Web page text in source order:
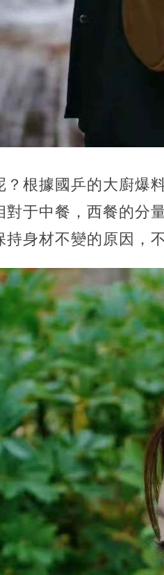
？根據國乒的大廚爆
對于中餐，西餐的分
持身材不變的原因，